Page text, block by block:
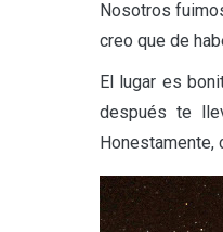
Nosotros
creo que de
El lugar es
después te
Honestamente,